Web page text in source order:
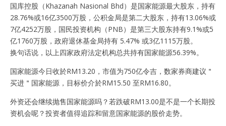
国库控股（Khazanah Nasional Bhd）是国家能源最大股东，持有
28.76%或16亿3500万股，公积金局是第二大股东，持有13.06%或
7亿4252万股，国民投资机构（PNB）是第三大股东持有9.1%或5
亿1760万股，政府退休基金局持有 5.47% 或3亿1115万股。
换句话说，以上四家政府法定机构总共持有国家能源56.39%。
国家能源今日收於RM13.20，市值为750亿令吉，数家券商建议＂
买进＂国家能源，目标价介於RM15.50 至RM16.80。
外资还会继续抛售国家能源吗？若跌破RM13.00是不是一个长期投
资机会呢？投资者值得追踪和留意国家能源的股价走势。